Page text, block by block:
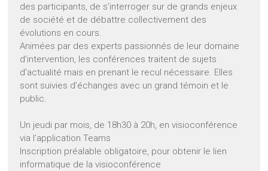
des participants, de s’interroger sur de grands enjeux
de société et de débattre collectivement des
évolutions en cours.
Animées par des experts passionnés de leur domaine
d’intervention, les conférences traitent de sujets
d’actualité mais en prenant le recul nécessaire. Elles
sont suivies d’échanges avec un grand témoin et le
public.
Un jeudi par mois, de 18h30 à 20h, en visioconférence
via l’application Teams
Inscription préalable obligatoire, pour obtenir le lien
informatique de la visioconférence